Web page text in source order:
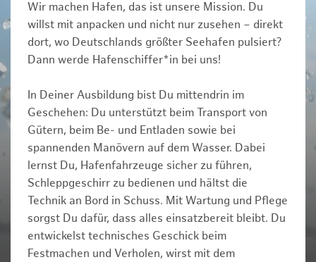
Wir machen Hafen, das ist unsere Mission. Du
willst mit anpacken und nicht nur zusehen – direkt
dort, wo Deutschlands größter Seehafen pulsiert?
Dann werde Hafenschiffer*in bei uns!
In Deiner Ausbildung bist Du mittendrin im
Geschehen: Du unterstützt beim Transport von
Gütern, beim Be- und Entladen sowie bei
spannenden Manövern auf dem Wasser. Dabei
lernst Du, Hafenfahrzeuge sicher zu führen,
Schleppgeschirr zu bedienen und hältst die
Technik an Bord in Schuss. Mit Wartung und Pflege
sorgst Du dafür, dass alles einsatzbereit bleibt. Du
entwickelst technisches Geschick beim
Festmachen und Verholen, wirst mit dem